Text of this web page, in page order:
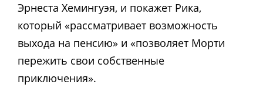
Эрнеста Хемингуэя, и покажет Рика,
который «рассматривает возможность
выхода на пенсию» и «позволяет Морти
пережить свои собственные
приключения».